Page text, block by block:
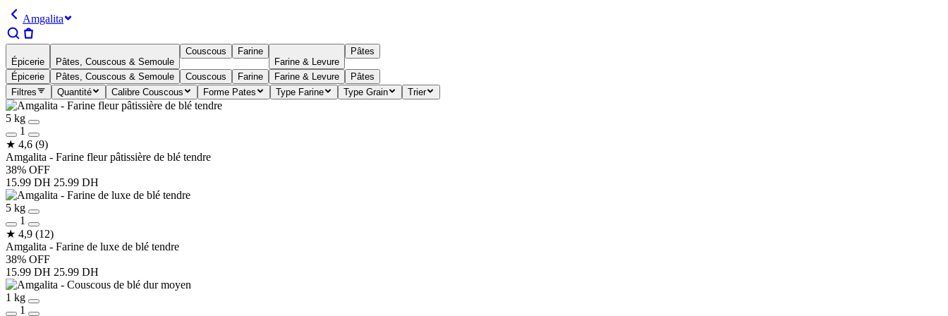
Amgalita
Épicerie Pâtes, Couscous & Semoule
Couscous
Farine
Farine & Levure
Pâtes
Épicerie Pâtes, Couscous & Semoule Couscous Farine Farine & Levure
Pâtes
Filtres
Quantité Calibre Couscous Forme Pates Type Farine Type Grain Trier
5 kg
1
★ 4,6 (9)
Amgalita - Farine fleur pâtissière de blé tendre
38% OFF
15.99 DH 25.99 DH
5 kg
1
★ 4,9 (12)
Amgalita - Farine de luxe de blé tendre
38% OFF
15.99 DH 25.99 DH
1 kg
1